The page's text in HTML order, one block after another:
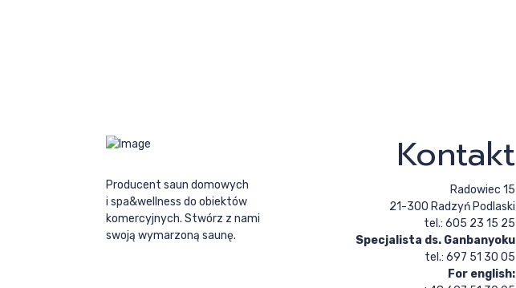
Producent saun domowych
i spa&wellness do obiektów
komercyjnych. Stwórz z nami
swoją wymarzoną saunę.
Kontakt
Radowiec 15
21-300 Radzyń Podlaski
tel.: 605 23 15 25
Specjalista ds. Ganbanyoku
tel.: 697 51 30 05
For english: